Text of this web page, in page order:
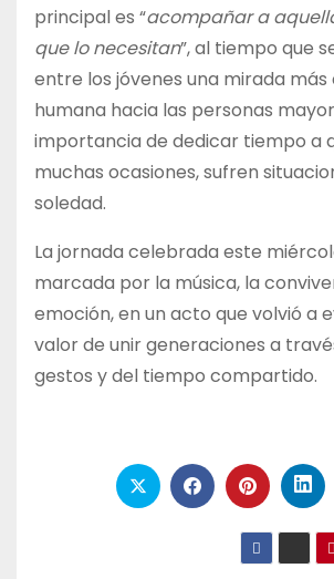
principal es “acompañar a
que lo necesitan”, al tiempo que
entre los jóvenes una mirada
humana hacia las personas
importancia de dedicar tiempo a
muchas ocasiones, sufren
soledad.
La jornada celebrada este
marcada por la música, la
emoción, en un acto que volvió a
valor de unir generaciones a
gestos y del tiempo compartido.